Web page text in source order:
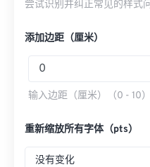
尝试识别并纠正常见的样式
添加边距（厘米）
输入边距（厘米）（0 - 10）
重新缩放所有字体（pts）
没有变化